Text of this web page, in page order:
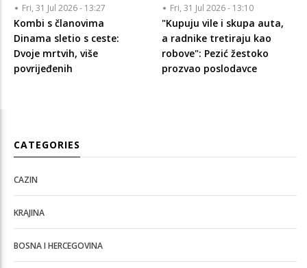
Fri, 31 Jul 2026 - 13:27
Kombi s članovima
Dinama sletio s ceste:
Dvoje mrtvih, više
povrijeđenih
Fri, 31 Jul 2026 - 13:10
"Kupuju vile i skupa auta,
a radnike tretiraju kao
robove": Pezić žestoko
prozvao poslodavce
CATEGORIES
CAZIN
KRAJINA
BOSNA I HERCEGOVINA